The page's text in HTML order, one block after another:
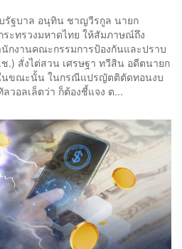
รัฐบาล อนุทิน ชาญวีรกูล นายก
ะทรวงมหาดไทย ให้สัมภาษณ์ถึง
กงานคณะกรรมการป้องกันและปราบ
.) สั่งไต่สวน เศรษฐา ทวีสิน อดีตนายก
นขณะนั้น ในกรณีแปรญัตติตัดทอนงบ
วอลเล็ตว่า ก็ต้องชี้แจง ต...